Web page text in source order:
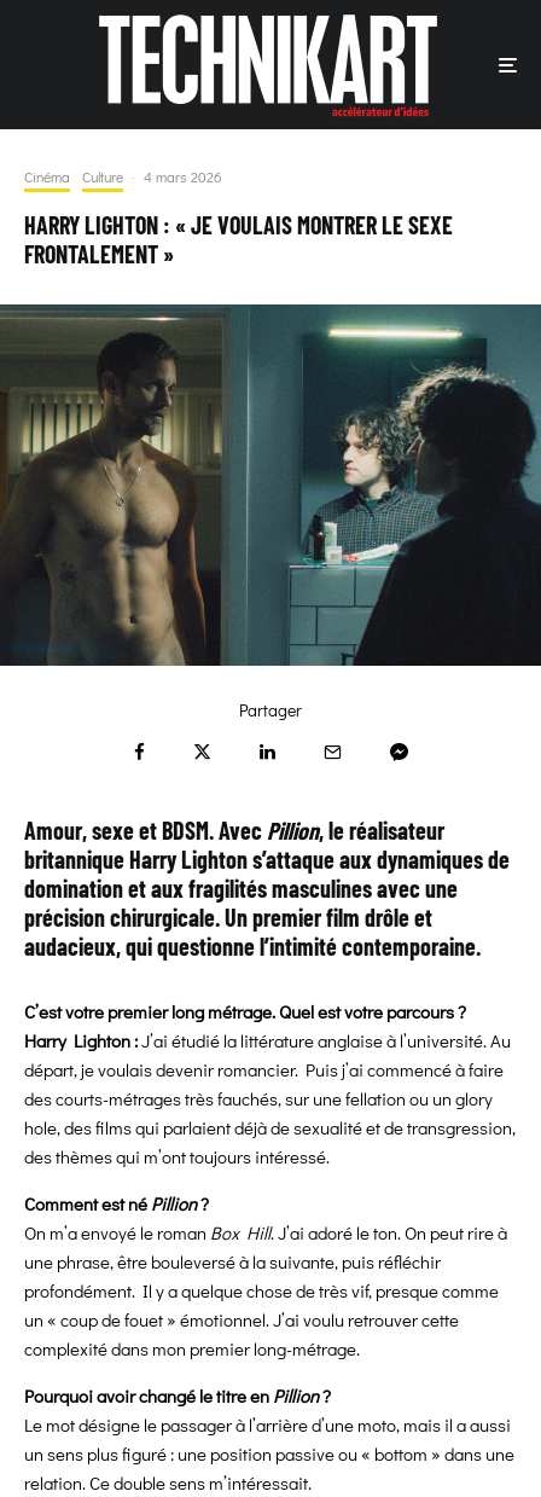
Cinéma Culture · 4 mars 2026
HARRY LIGHTON : « JE VOULAIS MONTRER LE SEXE
FRONTALEMENT »
Partager
Amour, sexe et BDSM. Avec Pillion, le réalisateur
britannique Harry Lighton s’attaque aux dynamiques de
domination et aux fragilités masculines avec une
précision chirurgicale. Un premier film drôle et
audacieux, qui questionne l’intimité contemporaine.
C’est votre premier long métrage. Quel est votre parcours ?
Harry Lighton :J’ai étudié la littérature anglaise à l’université. Au
départ, je voulais devenir romancier. Puis j’ai commencé à faire
des courts-métrages très fauchés, sur une fellation ou un glory
hole, des films qui parlaient déjà de sexualité et de transgression,
des thèmes qui m’ont toujours intéressé.
Comment est né Pillion?
On m’a envoyé le roman Box Hill. J’ai adoré le ton. On peut rire à
une phrase, être bouleversé à la suivante, puis réfléchir
profondément. Il y a quelque chose de très vif, presque comme
un « coup de fouet » émotionnel. J’ai voulu retrouver cette
complexité dans mon premier long-métrage.
Pourquoi avoir changé le titre en Pillion?
Le mot désigne le passager à l’arrière d’une moto, mais il a aussi
un sens plus figuré : une position passive ou « bottom » dans une
relation. Ce double sens m’intéressait.